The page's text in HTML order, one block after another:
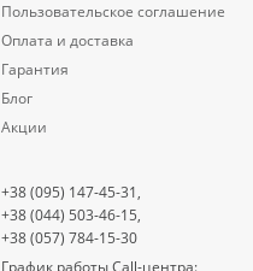
Пользовательское соглашение
Оплата и доставка
Гарантия
Блог
Акции
+38 (095) 147-45-31,
+38 (044) 503-46-15,
+38 (057) 784-15-30
График работы Call-центра: